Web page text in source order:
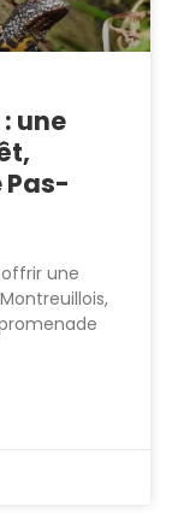
une
Pas-
une